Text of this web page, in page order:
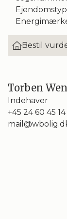
udearealer til
ved døren.
Boligen byder
adgang til
I lejlighedens
modtages et
murstensvæg
æstetik, som
loftshøjde.
let at indrette
Bestil
Torben
Indehaver
+45 24 60 45 14